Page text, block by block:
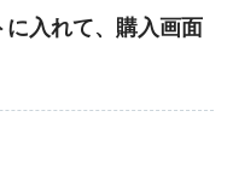
入れて、購入画面